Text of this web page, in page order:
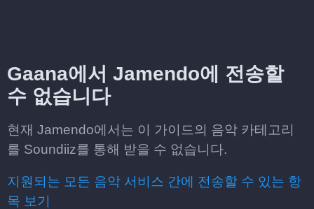
Gaana에서 Jamendo에 전송할
수 없습니다
현재 Jamendo에서는 이 가이드의 음악 카테고리
를 Soundiiz를 통해 받을 수 없습니다.
지원되는 모든 음악 서비스 간에 전송할 수 있는 항
목 보기